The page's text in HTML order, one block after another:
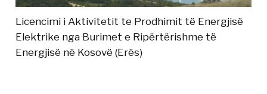
Licencimi i Aktivitetit te Prodhimit të Energjisë
Elektrike nga Burimet e Ripërtërishme të
Energjisë në Kosovë (Erës)